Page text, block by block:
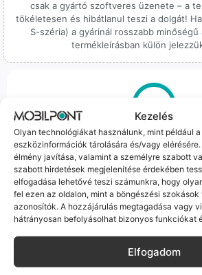
Kezelés
Olyan technológiákat használunk, mint például
eszközinformációk tárolására és/vagy
élmény javítása, valamint a személyre szabott
szabott hirdetések megjelenítése érdekében
elfogadása lehetővé teszi számunkra, hogy
fel ezen az oldalon, mint a böngészési
azonosítók. A hozzájárulás megtagadása vagy
hátrányosan befolyásolhat bizonyos funkciókat
Elfogadom
csak a gyártó szoftveres üzenete – a
tökéletesen és hibátlanul teszi a dolgát!
S-széria) a gyárinál rosszabb minőségű
termékleírásban külön
100%
Sok éve a szegedi piac meghatározó
Nem egy arctalan webshop vagyunk:
ember veszi fel a telefont, és
minket Szegeden.